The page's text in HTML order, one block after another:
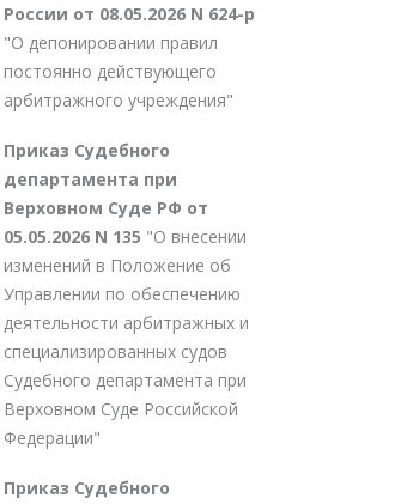
России от 08.05.2026 N 624-р
"О депонировании правил
постоянно действующего
арбитражного учреждения"
Приказ Судебного
департамента при
Верховном Суде РФ от
05.05.2026 N 135 "О внесении
изменений в Положение об
Управлении по обеспечению
деятельности арбитражных и
специализированных судов
Судебного департамента при
Верховном Суде Российской
Федерации"
Приказ Судебного